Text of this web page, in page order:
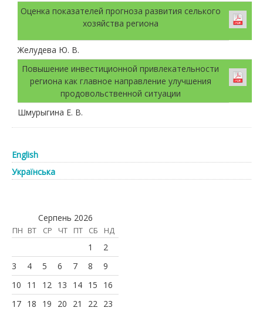
Оценка показателей прогноза развития селького
хозяйства региона
Желудева Ю. В.
Повышение инвестиционной привлекательности
региона как главное направление улучшения
продовольственной ситуации
Шмурыгина Е. В.
English
Українська
Серпень 2026
ПН ВТ СР ЧТ ПТ СБ НД
1
2
3
4 5 6 7 8
9
10
11 12 13 14 15
16
17 18 19 20 21 22 23